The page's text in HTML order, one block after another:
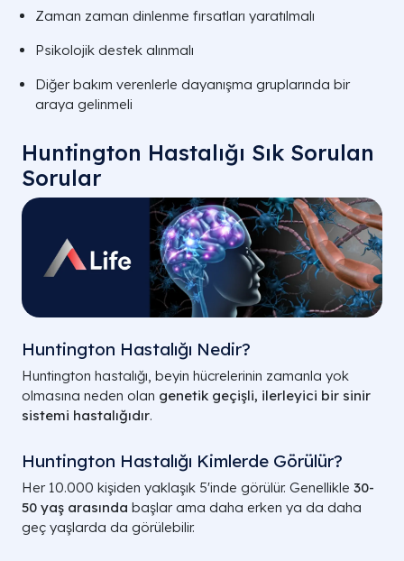
Zaman zaman dinlenme fırsatları yaratılmalı
Psikolojik destek alınmalı
Diğer bakım verenlerle dayanışma gruplarında bir
araya gelinmeli
Huntington Hastalığı Sık Sorulan
Sorular
Huntington Hastalığı Nedir?
Huntington hastalığı, beyin hücrelerinin zamanla yok
olmasına neden olan genetik geçişli, ilerleyici bir sinir
sistemi hastalığıdır.
Huntington Hastalığı Kimlerde Görülür?
Her 10.000 kişiden yaklaşık 5'inde görülür. Genellikle 30-
50 yaş arasında başlar ama daha erken ya da daha
geç yaşlarda da görülebilir.